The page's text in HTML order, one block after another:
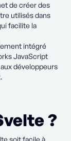
de créer des
utilisés dans
facilite la
intégré
JavaScript
développeurs
?
soit facile à